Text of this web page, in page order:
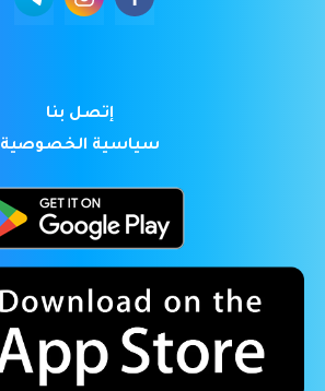
إتصل بنا
سياسية الخصوصية